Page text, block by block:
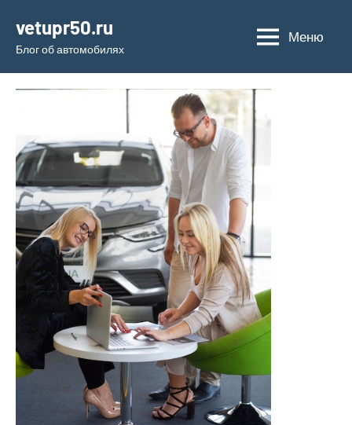
содержимому
vetupr50.ru
Блог об автомобилях
Меню